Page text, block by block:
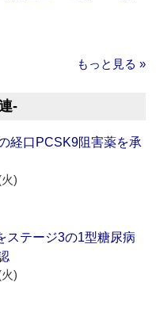
もっと見る »
‐
経口PCSK9阻害薬を承
)
ステージ3の1型糖尿病
)